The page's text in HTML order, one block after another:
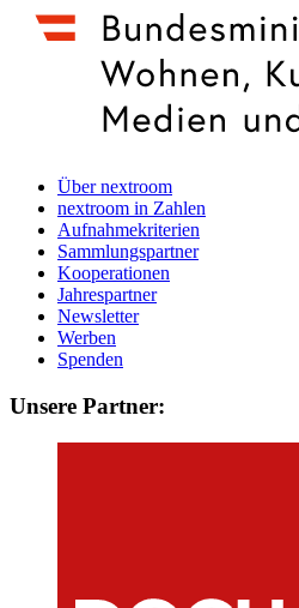
Über nextroom
nextroom in Zahlen
Aufnahmekriterien
Sammlungspartner
Kooperationen
Jahrespartner
Newsletter
Werben
Spenden
Unsere Partner: